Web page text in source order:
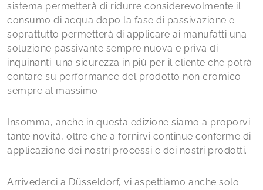
sistema permetterà di ridurre considerevolmente il
consumo di acqua dopo la fase di passivazione e
soprattutto permetterà di applicare ai manufatti una
soluzione passivante sempre nuova e priva di
inquinanti: una sicurezza in più per il cliente che potrà
contare su performance del prodotto non cromico
sempre al massimo.
Insomma, anche in questa edizione siamo a proporvi
tante novità, oltre che a fornirvi continue conferme di
applicazione dei nostri processi e dei nostri prodotti.
Arrivederci a Düsseldorf, vi aspettiamo anche solo